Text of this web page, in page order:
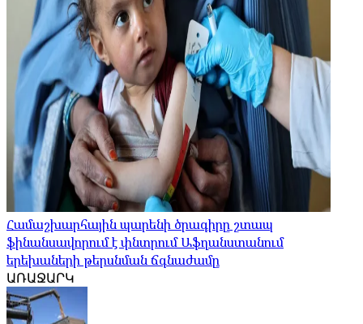
Համաշխարհային պարենի ծրագիրը շտապ
ֆինանսավորում է փնտրում Աֆղանստանում
երեխաների թերսնման ճգնաժամը
ԱՌԱՋԱՐԿ